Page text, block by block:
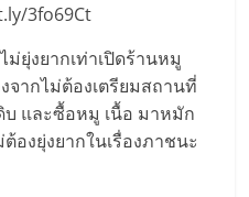
3fo69Ct
ยุ่งยากเท่าเปิดร้านหมู
จากไม่ต้องเตรียมสถานที่
บ และซื้อหมู เนื้อ มาหมัก
องยุ่งยากในเรื่องภาชนะ